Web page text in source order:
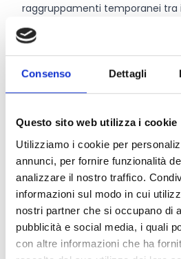
Consenso Dettagli
Questo sito web utilizza i cookie
Utilizziamo i cookie per
annunci, per fornire funzionalità
analizzare il nostro traffico.
informazioni sul modo in cui
nostri partner che si occupano di
pubblicità e social media, i quali
con altre informazioni che ha
raggruppamenti temporanei tra
università;
centri di ricerca.
I soggetti partecipanti devono,
presentazione della domanda:
avere sede legale nello Spazio
raggruppamento o altra forma di
capofila avente residenza
essere dotati di PEC e firma
essere in regola con eventuali
negli ultimi tre anni ai sensi della
aver realizzato, nel triennio
studio relativo al settore
o delle industrie culturali e
una valutazione di impatto di